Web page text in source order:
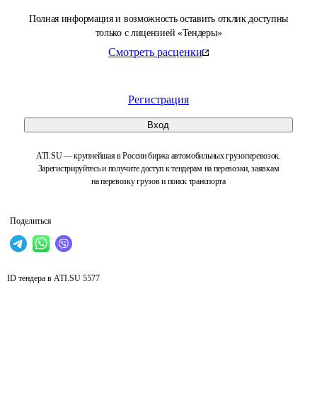
Полная информация и возможность оставить отклик доступны
только с лицензией «Тендеры»
Смотреть расценки
Регистрация
Вход
ATI.SU — крупнейшая в России биржа автомобильных грузоперевозок.
Зарегистрируйтесь и получите доступ к тендерам на перевозки, заявкам
на перевозку грузов и поиск транспорта
Поделиться
ID тендера в ATI.SU 5577